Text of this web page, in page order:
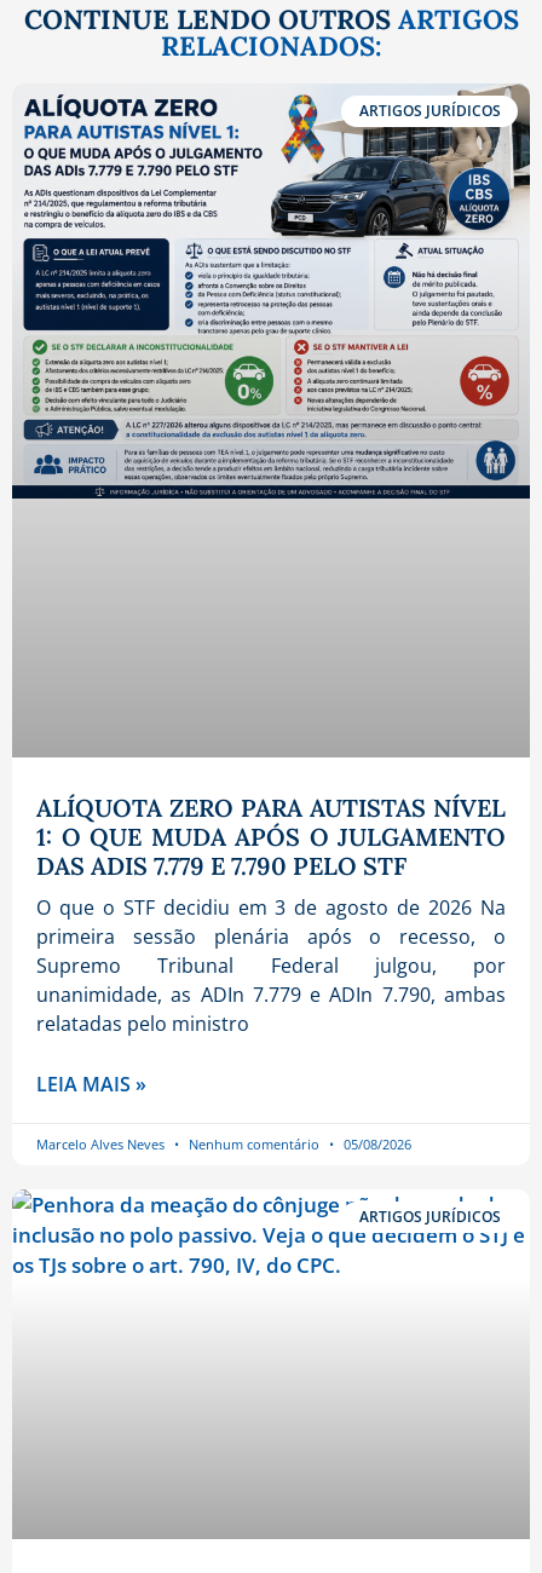
CONTINUE LENDO OUTROS ARTIGOS
RELACIONADOS:
ARTIGOS JURÍDICOS
ALÍQUOTA ZERO PARA AUTISTAS NÍVEL
1: O QUE MUDA APÓS O JULGAMENTO
DAS ADIS 7.779 E 7.790 PELO STF
O que o STF decidiu em 3 de agosto de 2026 Na
primeira sessão plenária após o recesso, o
Supremo Tribunal Federal julgou, por
unanimidade, as ADIn 7.779 e ADIn 7.790, ambas
relatadas pelo ministro
LEIA MAIS »
Marcelo Alves Neves Nenhum comentário 05/08/2026
ARTIGOS JURÍDICOS